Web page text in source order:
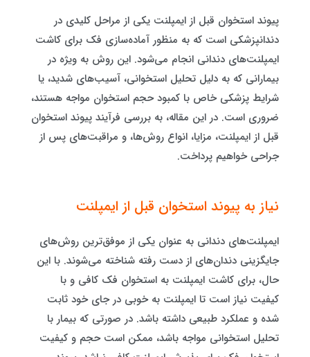
پیوند استخوان قبل از ایمپلنت یکی از مراحل کلیدی در
دندانپزشکی است که به منظور آماده‌سازی فک برای کاشت
ایمپلنت‌های دندانی انجام می‌شود. این روش به ویژه در
بیمارانی که به دلیل تحلیل استخوانی، آسیب‌های شدید، یا
شرایط پزشکی خاص با کمبود حجم استخوان مواجه هستند،
ضروری است. در این مقاله، به بررسی فرآیند پیوند استخوان
قبل از ایمپلنت، مزایا، انواع روش‌ها، و مراقبت‌های پس از
جراحی خواهیم پرداخت.
نیاز به پیوند استخوان قبل از ایمپلنت
ایمپلنت‌های دندانی به عنوان یکی از موفق‌ترین روش‌های
جایگزینی دندان‌های از دست رفته شناخته می‌شوند. با این
حال، برای کاشت ایمپلنت به استخوان فک کافی و با
کیفیت نیاز است تا ایمپلنت به خوبی در جای خود ثابت
شده و عملکرد طبیعی داشته باشد. در صورتی که بیمار با
تحلیل استخوانی مواجه باشد، ممکن است حجم و کیفیت